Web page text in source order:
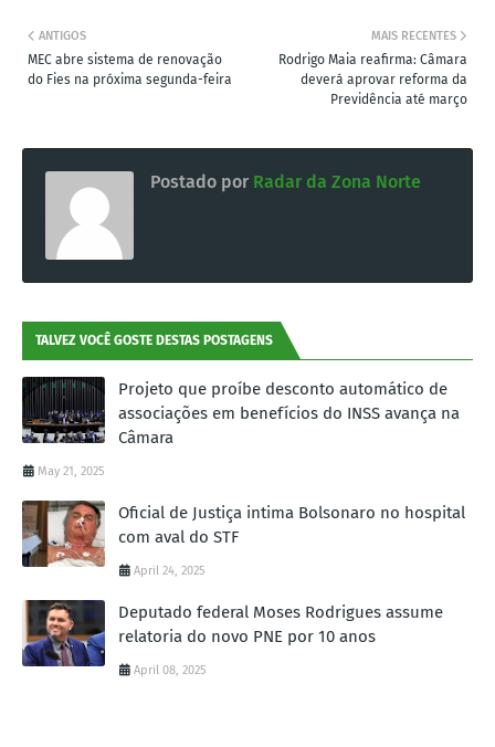
MAIS RECENTES
Rodrigo Maia reafirma: Câmara
deverá aprovar reforma da
Previdência até março
ANTIGOS
MEC abre sistema de renovação
do Fies na próxima segunda-feira
Postado por Radar da Zona Norte
TALVEZ VOCÊ GOSTE DESTAS POSTAGENS
Projeto que proíbe desconto automático de
associações em benefícios do INSS avança na
Câmara
May 21, 2025
Oficial de Justiça intima Bolsonaro no hospital
com aval do STF
April 24, 2025
Deputado federal Moses Rodrigues assume
relatoria do novo PNE por 10 anos
April 08, 2025